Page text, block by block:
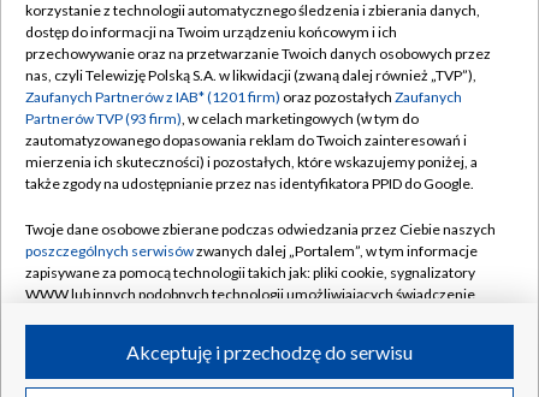
TVP
Abonament TVP
Emisja w TVP
Centrum informacji TVP
Naziemna Telewizja Cyfrowa
Rada Programowa
System NOS
Informacje o nadawcy
Program dla prasy
Regulamin TVP
Polityka prywatności
Moje zgody
Pomoc
Kontakt
Kanały
©2026 Telewizja Polska S.A. w likwidacji
korzystanie z technologii automatycznego śledzenia i zbierania danych,
dostęp do informacji na Twoim urządzeniu końcowym i ich
przechowywanie oraz na przetwarzanie Twoich danych osobowych przez
nas, czyli Telewizję Polską S.A. w likwidacji (zwaną dalej również „TVP”),
Zaufanych Partnerów z IAB* (1201 firm) oraz pozostałych Zaufanych
Partnerów TVP (93 firm), w celach marketingowych (w tym do
zautomatyzowanego dopasowania reklam do Twoich zainteresowań i
mierzenia ich skuteczności) i pozostałych, które wskazujemy poniżej, a
także zgody na udostępnianie przez nas identyfikatora PPID do Google.
Twoje dane osobowe zbierane podczas odwiedzania przez Ciebie naszych
poszczególnych serwisówzwanych dalej „Portalem”, w tym informacje
zapisywane za pomocą technologii takich jak: pliki cookie, sygnalizatory
WWW lub innych podobnych technologii umożliwiających świadczenie
ruchu w Internecie.Akceptuję i przechodzę do serwisu